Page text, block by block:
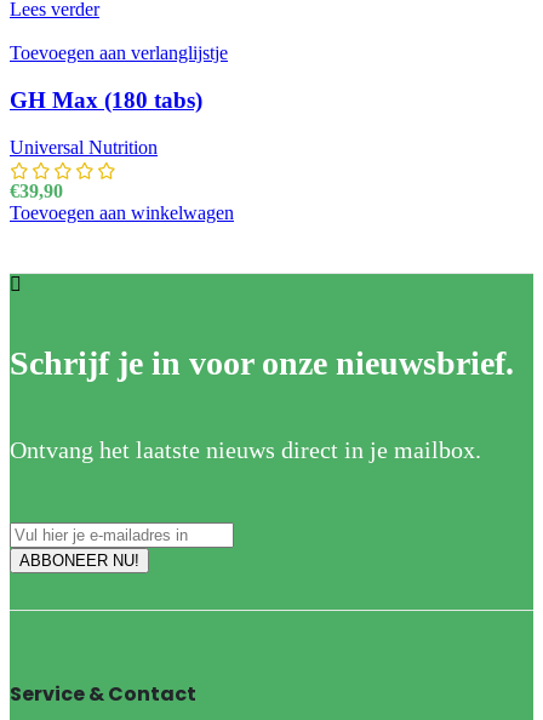
Lees verder
Toevoegen aan verlanglijstje
GH Max (180 tabs)
Universal Nutrition
€39,90
Toevoegen aan winkelwagen
Schrijf je in voor onze nieuwsbrief.
Ontvang het laatste nieuws direct in je mailbox.
Service & Contact